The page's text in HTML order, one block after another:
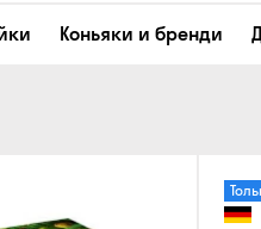
Коньяки и бренди